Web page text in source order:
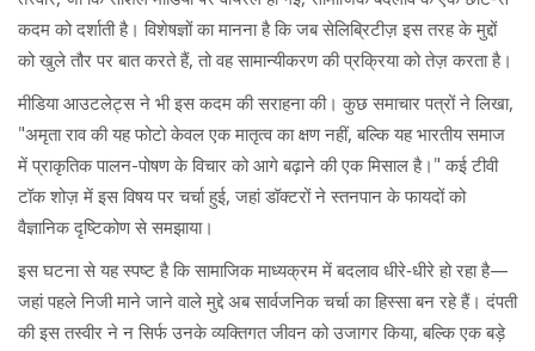
कदम को दर्शाती है। विशेषज्ञों का मानना है कि जब सेलिब्रिटीज़ इस तरह के मुद्दों
को खुले तौर पर बात करते हैं, तो वह सामान्यीकरण की प्रक्रिया को तेज़ करता है।
मीडिया आउटलेट्स ने भी इस कदम की सराहना की। कुछ समाचार पत्रों ने लिखा,
"अमृता राव की यह फोटो केवल एक मातृत्व का क्षण नहीं, बल्कि यह भारतीय समाज
में प्राकृतिक पालन-पोषण के विचार को आगे बढ़ाने की एक मिसाल है।" कई टीवी
टॉक शोज़ में इस विषय पर चर्चा हुई, जहां डॉक्टरों ने स्तनपान के फायदों को
वैज्ञानिक दृष्टिकोण से समझाया।
इस घटना से यह स्पष्ट है कि सामाजिक माध्यक्रम में बदलाव धीरे‑धीरे हो रहा है—
जहां पहले निजी माने जाने वाले मुद्दे अब सार्वजनिक चर्चा का हिस्सा बन रहे हैं। दंपती
की इस तस्वीर ने न सिर्फ उनके व्यक्तिगत जीवन को उजागर किया, बल्कि एक बड़े